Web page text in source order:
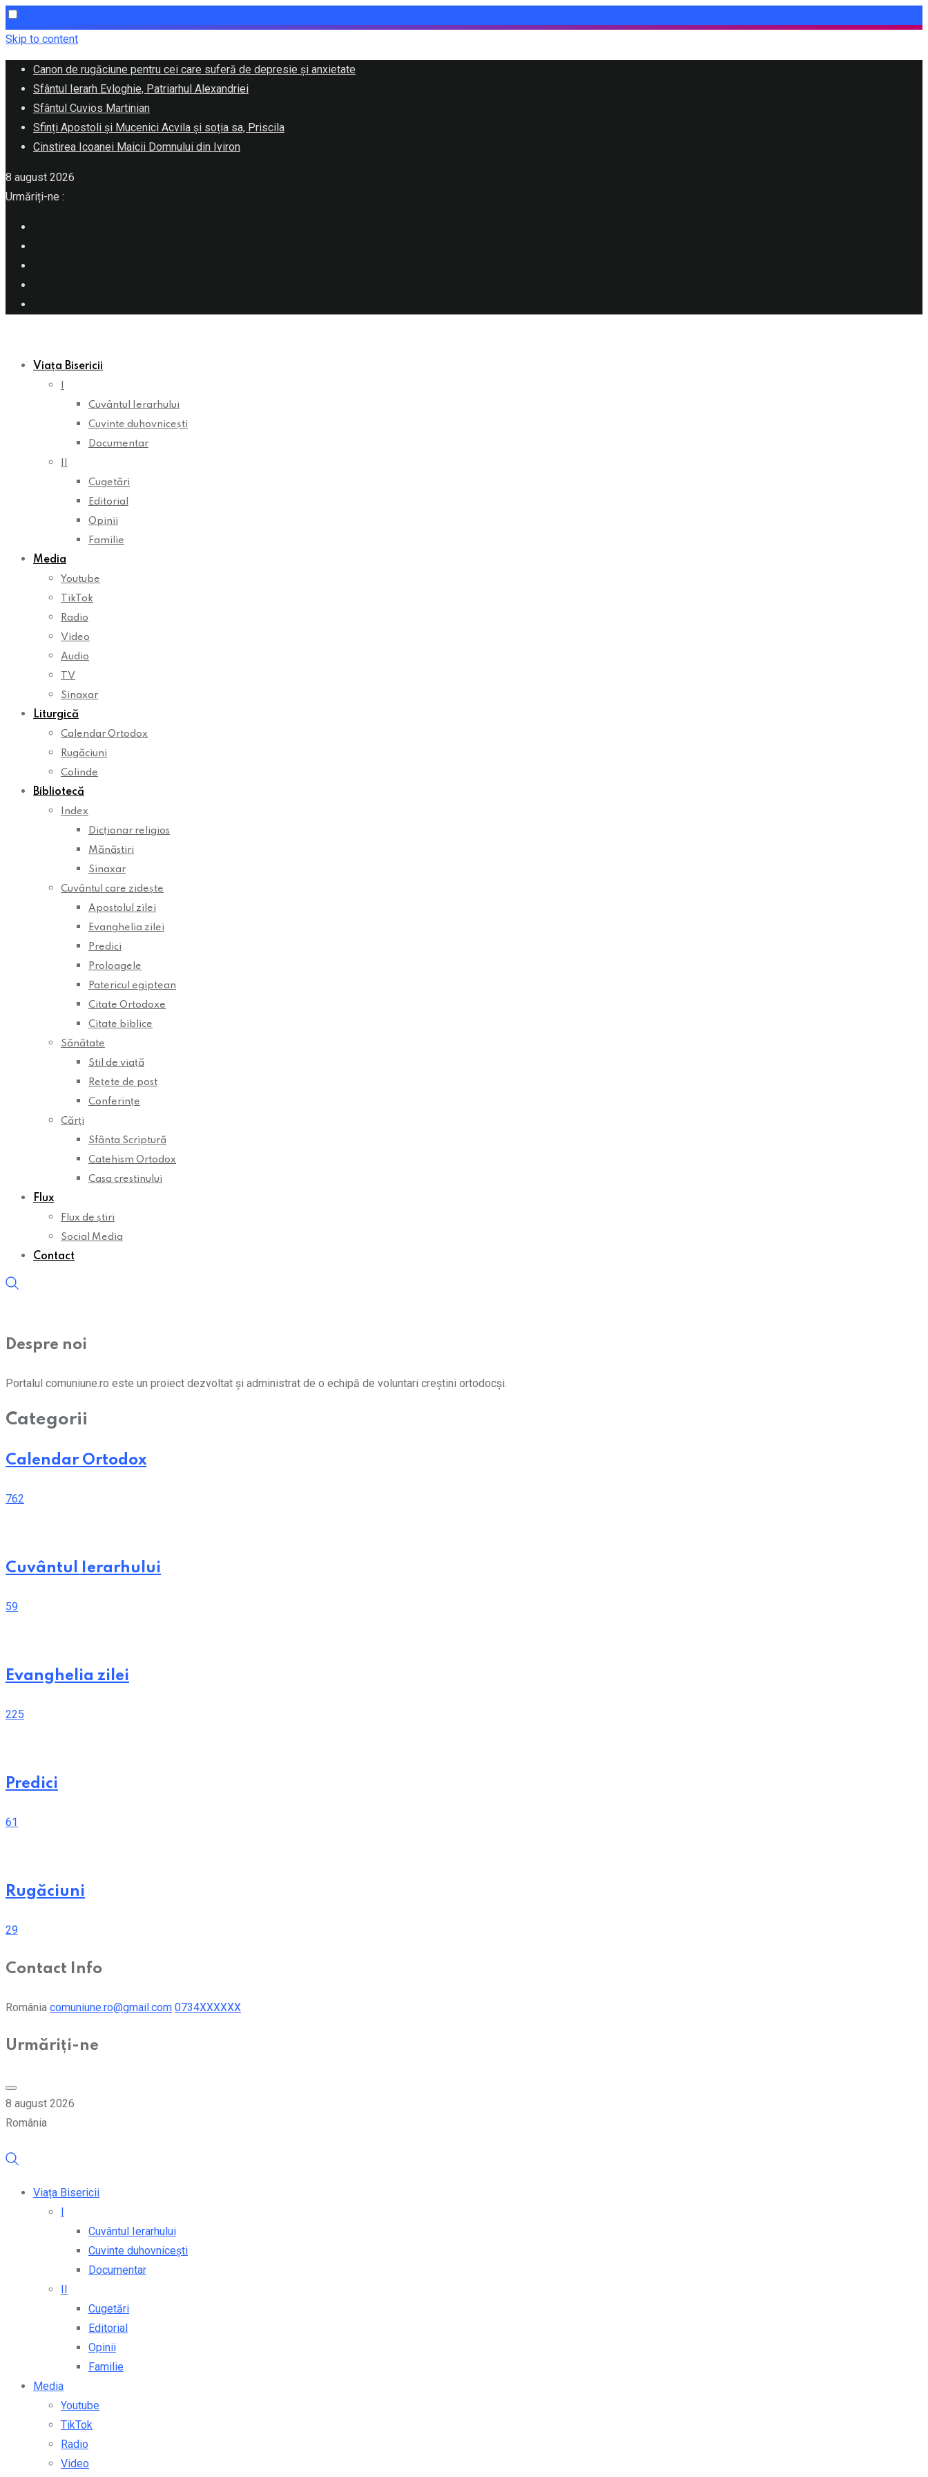
Skip to content
Canon de rugăciune pentru cei care suferă de depresie și anxietate
Sfântul Ierarh Evloghie, Patriarhul Alexandriei
Sfântul Cuvios Martinian
Sfinți Apostoli și Mucenici Acvila și soția sa, Priscila
Cinstirea Icoanei Maicii Domnului din Iviron
8 august 2026
Urmăriți-ne :
Viața Bisericii
Cuvântul Ierarhului
Cuvinte duhovnicești
Documentar
Cugetări
Editorial
Opinii
Familie
Media
Youtube
TikTok
Radio
Video
Audio
TV
Sinaxar
Liturgică
Calendar Ortodox
Rugăciuni
Colinde
Bibliotecă
Index
Dicționar religios
Mănăstiri
Sinaxar
Cuvântul care zidește
Apostolul zilei
Evanghelia zilei
Predici
Proloagele
Patericul egiptean
Citate Ortodoxe
Citate biblice
Sănătate
Stil de viață
Rețete de post
Conferințe
Cărți
Sfânta Scriptură
Catehism Ortodox
Casa crestinului
Flux
Flux de știri
Social Media
Contact
Despre noi
Portalul comuniune.ro este un proiect dezvoltat și administrat de o echipă de voluntari creștini ortodocși.
Categorii
Calendar Ortodox
762
Cuvântul Ierarhului
59
Evanghelia zilei
225
Predici
61
Rugăciuni
29
Contact Info
România comuniune.ro@gmail.com 0734XXXXXX
Urmăriți-ne
8 august 2026
România
Viața Bisericii
Cuvântul Ierarhului
Cuvinte duhovnicești
Documentar
Cugetări
Editorial
Opinii
Familie
Media
Youtube
TikTok
Radio
Video